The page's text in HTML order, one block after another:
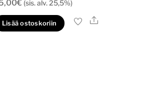
€ (sis. alv. 25,5%)
Lisää ostoskoriin Ale